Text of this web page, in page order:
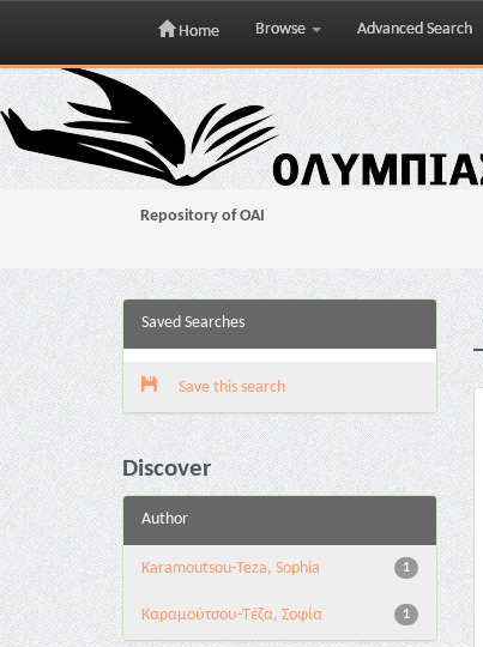
Skip
navigation
Home Browse Advanced Search
Repository of OAI
Saved Searches
Save this search
Discover
Author
1
Karamoutsou-Teza, Sophia
1
Καραμούτσου-Τέζα, Σοφία